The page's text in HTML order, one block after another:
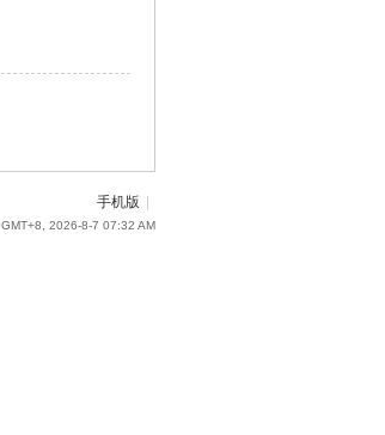
手机版
GMT+8, 2026-8-7 07:32 AM